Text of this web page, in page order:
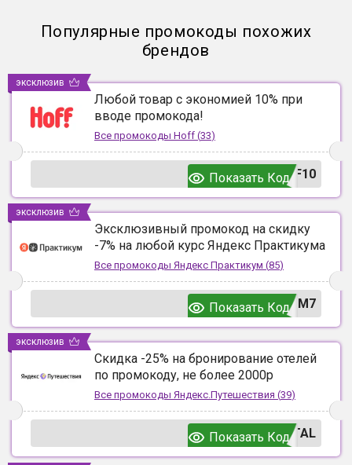
Популярные промокоды похожих
брендов
Любой товар с экономией 10% при
вводе промокода!
Все промокоды Hoff (33)
F10
Показать Код
эксклюзив
Эксклюзивный промокод на скидку
-7% на любой курс Яндекс Практикума
Все промокоды Яндекс Практикум (85)
UM7
Показать Код
эксклюзив
Скидка -25% на бронирование отелей
по промокоду, не более 2000р
Все промокоды Яндекс.Путешествия (39)
TAL
Показать Код
эксклюзив